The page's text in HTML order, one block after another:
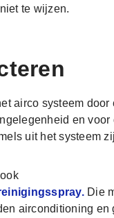
te wijzen.
airco systeem
en
uit het systeem
Die
airconditioning en